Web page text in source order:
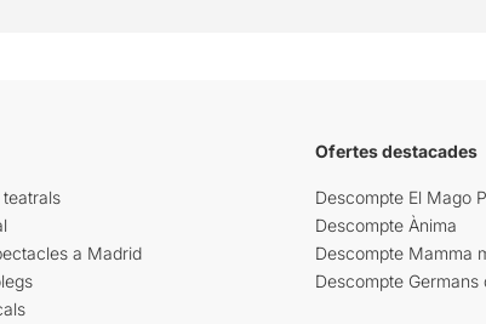
a Madrid
Ofertes destacades
Descompte El Mago
Descompte Ànima
Descompte Mamma
Descompte Germans